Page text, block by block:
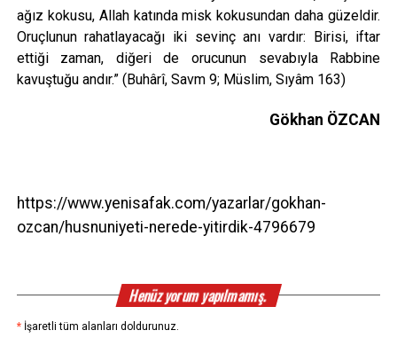
ağız kokusu, Allah katında misk kokusundan daha güzeldir.
Oruçlunun rahatlayacağı iki sevinç anı vardır: Birisi, iftar
ettiği zaman, diğeri de orucunun sevabıyla Rabbine
kavuştuğu andır.” (Buhârî, Savm 9; Müslim, Sıyâm 163)
Gökhan ÖZCAN
https://www.yenisafak.com/yazarlar/gokhan-
ozcan/husnuniyeti-nerede-yitirdik-4796679
Henüz yorum yapılmamış.
* İşaretli tüm alanları doldurunuz.